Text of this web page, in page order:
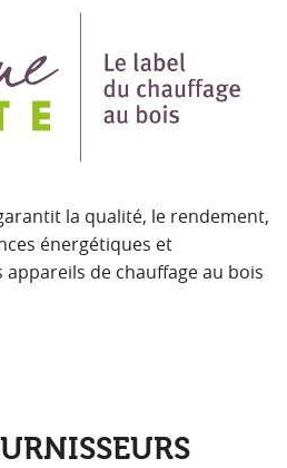
la qualité, le rendement,
énergétiques et
de chauffage au bois